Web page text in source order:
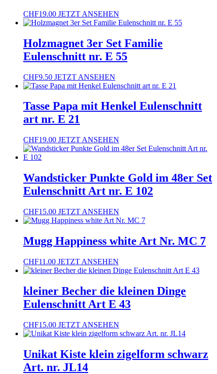
CHF19.00 JETZT ANSEHEN
Holzmagnet 3er Set Familie
Eulenschnitt nr. E 55
CHF9.50 JETZT ANSEHEN
Tasse Papa mit Henkel Eulenschnitt
art nr. E 21
CHF19.00 JETZT ANSEHEN
Wandsticker Punkte Gold im 48er Set
Eulenschnitt Art nr. E 102
CHF15.00 JETZT ANSEHEN
Mugg Happiness white Art Nr. MC 7
CHF11.00 JETZT ANSEHEN
kleiner Becher die kleinen Dinge
Eulenschnitt Art E 43
CHF15.00 JETZT ANSEHEN
Unikat Kiste klein zigelform schwarz
Art. nr. JL14